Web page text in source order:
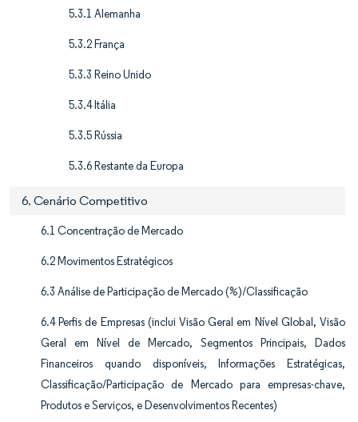
5.3.1 Alemanha
5.3.2 França
5.3.3 Reino Unido
5.3.4 Itália
5.3.5 Rússia
5.3.6 Restante da Europa
6. Cenário Competitivo
6.1 Concentração de Mercado
6.2 Movimentos Estratégicos
6.3 Análise de Participação de Mercado (%)/Classificação
6.4 Perfis de Empresas (inclui Visão Geral em Nível Global, Visão
Geral em Nível de Mercado, Segmentos Principais, Dados
Financeiros quando disponíveis, Informações Estratégicas,
Classificação/Participação de Mercado para empresas-chave,
Produtos e Serviços, e Desenvolvimentos Recentes)